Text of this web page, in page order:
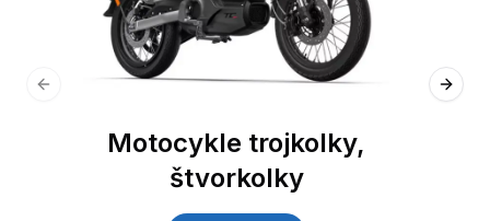
Motocykle trojkolky,
štvorkolky
Previous slide Next